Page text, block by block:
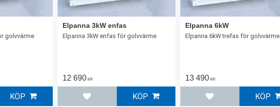
golvvärme
KÖP
Elpanna 3kW enfas
Elpanna 3kW enfas för golvvärme
12 690 KR
Lägg till i favoriter
KÖP
Elpanna 6kW
Elpanna 6kW trefas för golvvärme
13 490 KR
Lägg till i favoriter
KÖP